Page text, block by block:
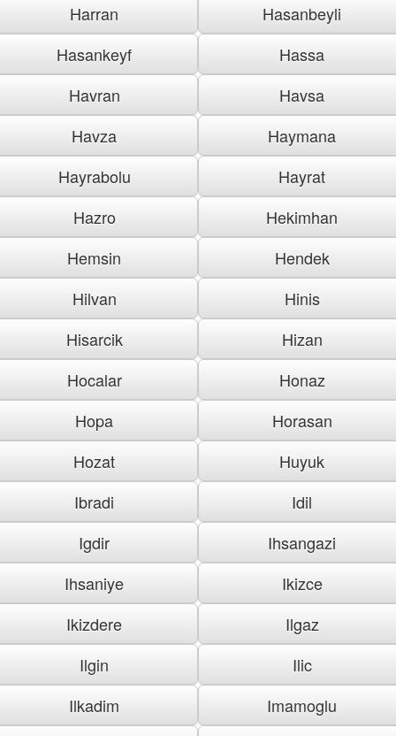
Harran
Hasanbeyli
Hasankeyf
Hassa
Havran
Havsa
Havza
Haymana
Hayrabolu
Hayrat
Hazro
Hekimhan
Hemsin
Hendek
Hilvan
Hinis
Hisarcik
Hizan
Hocalar
Honaz
Hopa
Horasan
Hozat
Huyuk
Ibradi
Idil
Igdir
Ihsangazi
Ihsaniye
Ikizce
Ikizdere
Ilgaz
Ilgin
Ilic
Ilkadim
Imamoglu